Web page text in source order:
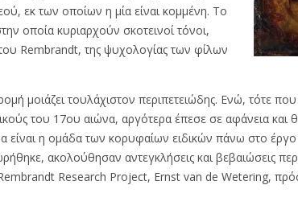
εκ των οποίων η μία είναι κομμένη. Το
οποία κυριαρχούν σκοτεινοί τόνοι,
Rembrandt, της ψυχολογίας των φίλων
μοιάζει τουλάχιστον περιπετειώδης. Ενώ, τότε
του 17ου αιώνα, αργότερα έπεσε σε αφάνεια και
είναι η ομάδα των κορυφαίων ειδικών πάνω στο
ακολούθησαν αντεγκλήσεις και βεβαιώσεις
Research Project, Ernst van de Wetering,